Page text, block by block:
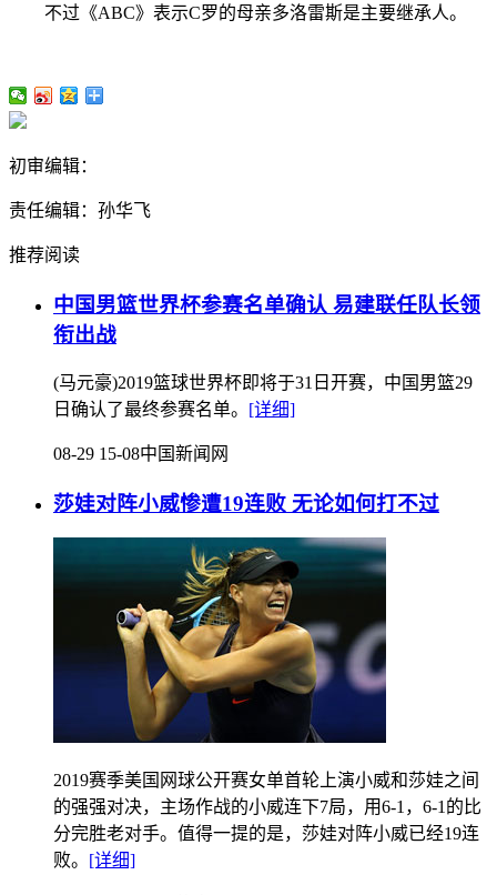
不过《ABC》表示C罗的母亲多洛雷斯是主要继承人。
初审编辑：
责任编辑：孙华飞
推荐阅读
中国男篮世界杯参赛名单确认 易建联任队长领
衔出战
(马元豪)2019篮球世界杯即将于31日开赛，中国男篮29
日确认了最终参赛名单。 [详细]
08-29 15-08中国新闻网
莎娃对阵小威惨遭19连败 无论如何打不过
2019赛季美国网球公开赛女单首轮上演小威和莎娃之间
的强强对决，主场作战的小威连下7局，用6-1，6-1的比
分完胜老对手。值得一提的是，莎娃对阵小威已经19连
败。 [详细]